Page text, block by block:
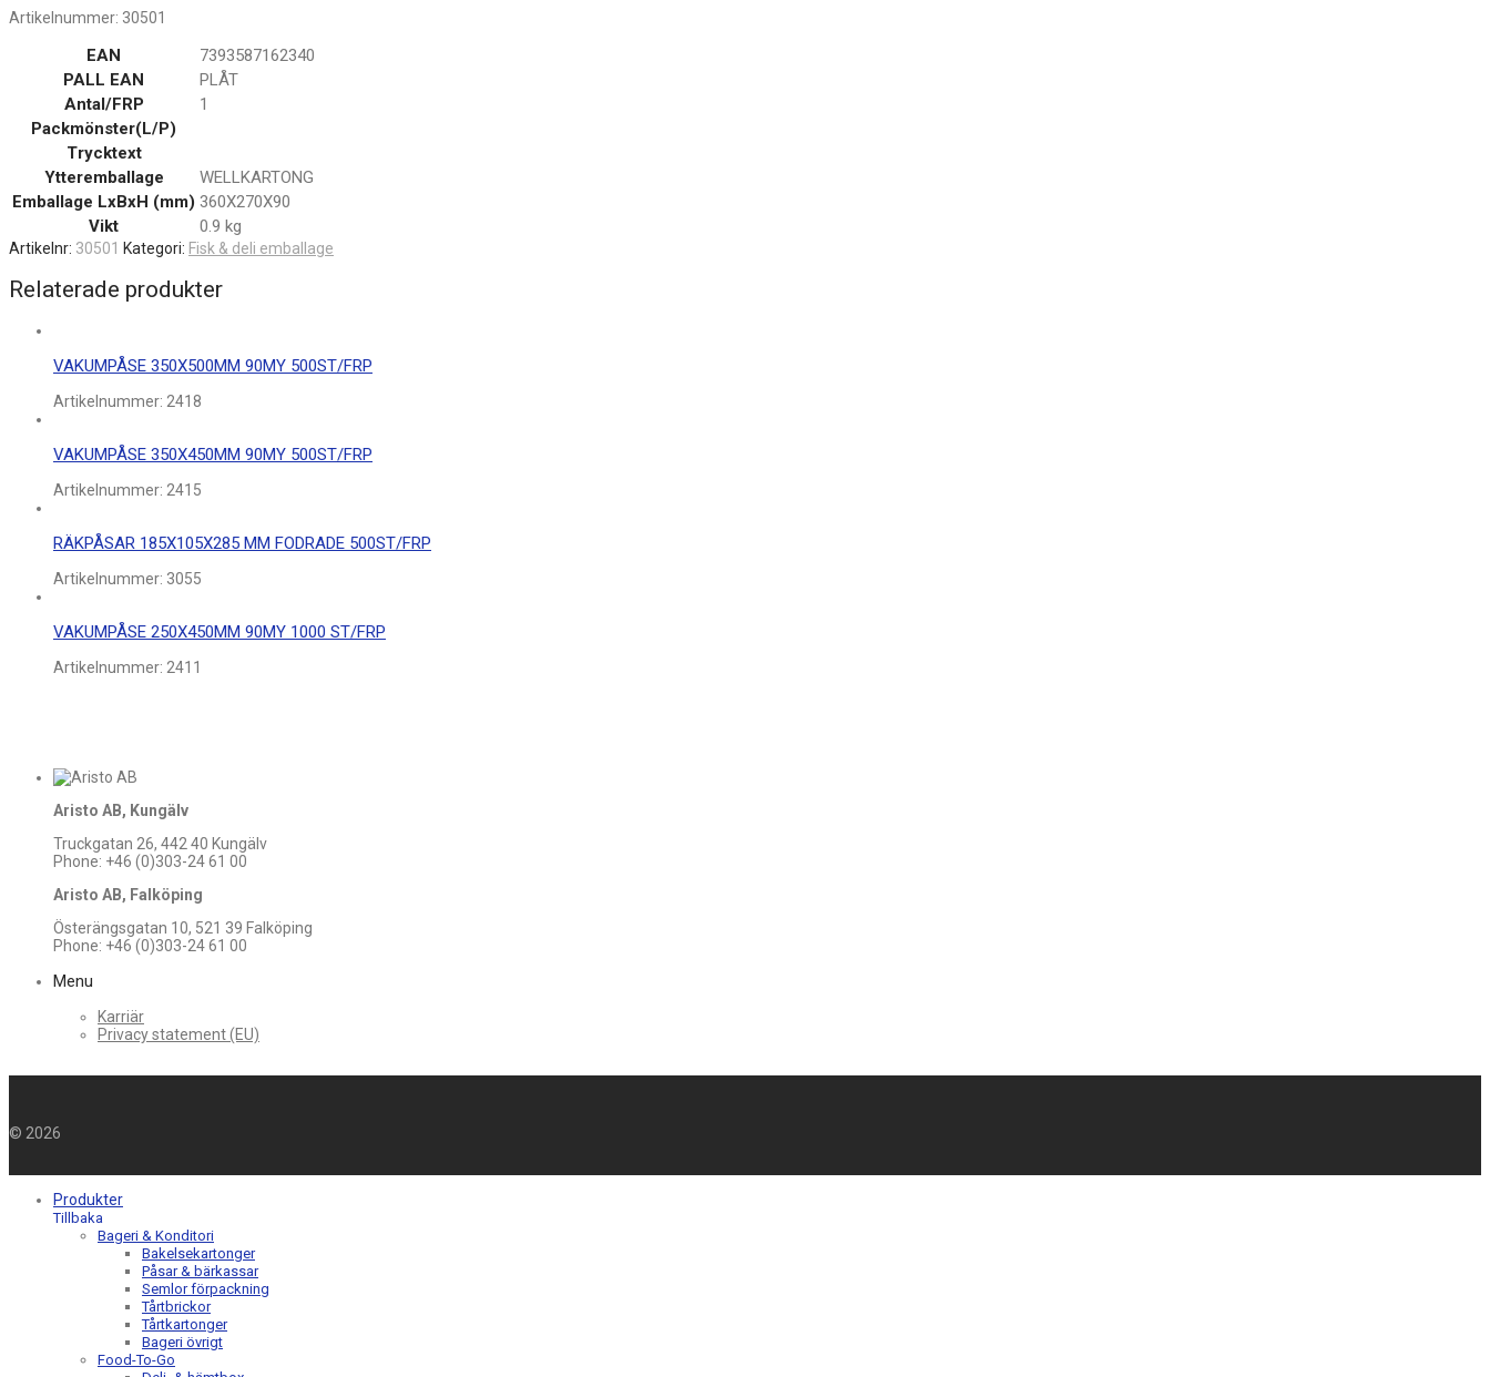
Artikelnummer: 30501
EAN
7393587162340
PALL EAN
PLÅT
Antal/FRP
1
Packmönster(L/P)
Trycktext
Ytteremballage
WELLKARTONG
Emballage LxBxH (mm) 360X270X90
Vikt
0.9 kg
Artikelnr: 30501 Kategori: Fisk & deli emballage
Relaterade produkter
VAKUMPÅSE 350X500MM 90MY 500ST/FRP
Artikelnummer: 2418
VAKUMPÅSE 350X450MM 90MY 500ST/FRP
Artikelnummer: 2415
RÄKPÅSAR 185X105X285 MM FODRADE 500ST/FRP
Artikelnummer: 3055
VAKUMPÅSE 250X450MM 90MY 1000 ST/FRP
Artikelnummer: 2411
Aristo AB, Kungälv
Truckgatan 26, 442 40 Kungälv
Phone: +46 (0)303-24 61 00
Aristo AB, Falköping
Österängsgatan 10, 521 39 Falköping
Phone: +46 (0)303-24 61 00
Menu
Karriär
Privacy statement (EU)
© 2026
Produkter
Tillbaka
Bageri & Konditori
Bakelsekartonger
Påsar & bärkassar
Semlor förpackning
Tårtbrickor
Tårtkartonger
Bageri övrigt
Food-To-Go